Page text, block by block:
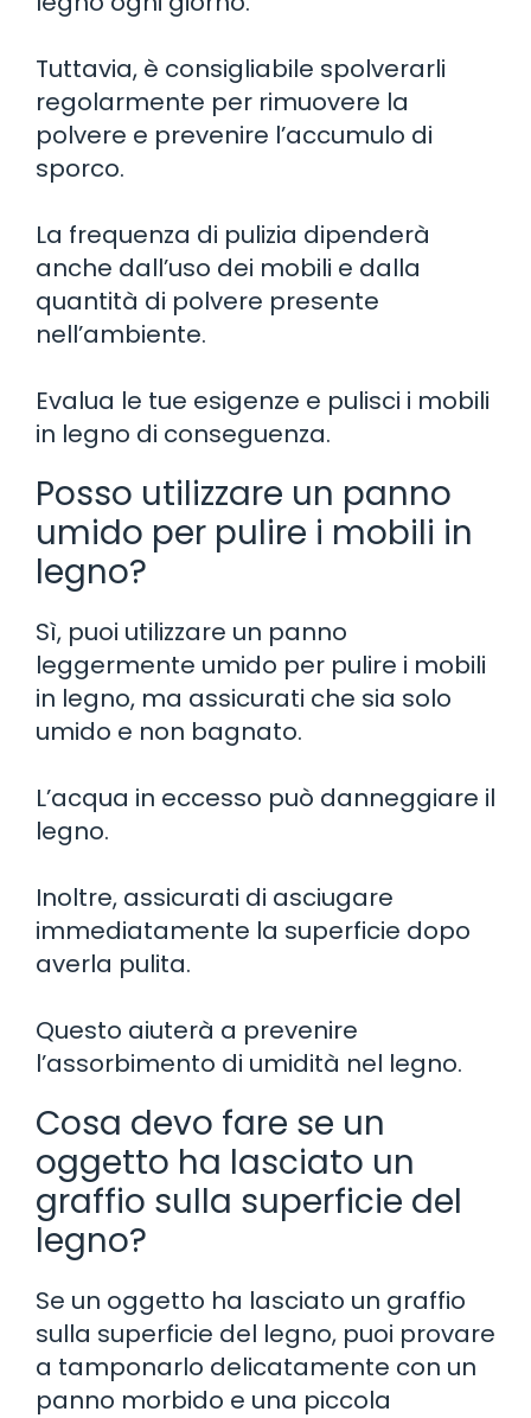
Tuttavia, è consigliabile spolverarli
regolarmente per rimuovere la
polvere e prevenire l’accumulo di
sporco.
La frequenza di pulizia dipenderà
anche dall’uso dei mobili e dalla
quantità di polvere presente
nell’ambiente.
Evalua le tue esigenze e pulisci i mobili
in legno di conseguenza.
Posso utilizzare un panno
umido per pulire i mobili in
legno?
Sì, puoi utilizzare un panno
leggermente umido per pulire i mobili
in legno, ma assicurati che sia solo
umido e non bagnato.
L’acqua in eccesso può danneggiare il
legno.
Inoltre, assicurati di asciugare
immediatamente la superficie dopo
averla pulita.
Questo aiuterà a prevenire
l’assorbimento di umidità nel legno.
Cosa devo fare se un
oggetto ha lasciato un
graffio sulla superficie del
legno?
Se un oggetto ha lasciato un graffio
sulla superficie del legno, puoi provare
a tamponarlo delicatamente con un
panno morbido e una piccola